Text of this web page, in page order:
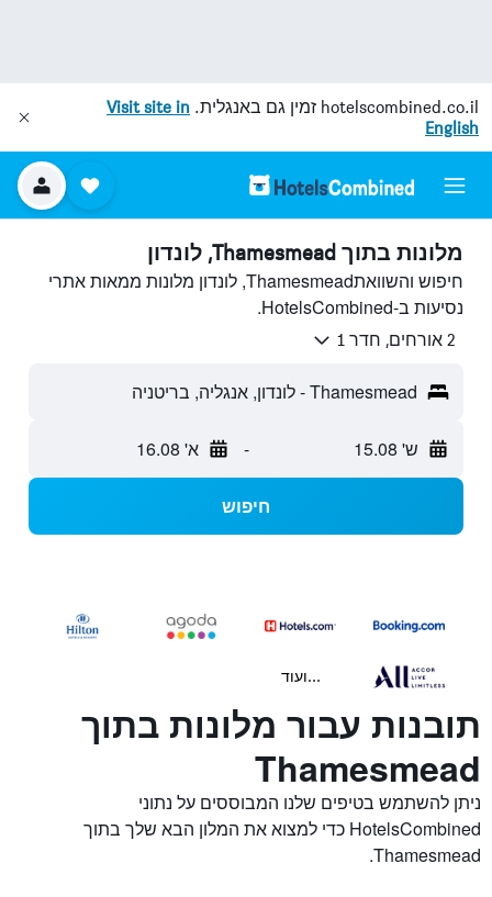
hotelscombined.co.il זמין גם באנגלית. Visit site in
English
מלונות בתוך Thamesmead, לונדון
חיפוש והשוואתThamesmead, לונדון מלונות ממאות אתרי
נסיעות ב-HotelsCombined.
2 אורחים, חדר 1
Thamesmead - לונדון, אנגליה, בריטניה
ש' 15.08 - א' 16.08
חיפוש
...ועוד
תובנות עבור מלונות בתוך
Thamesmead
ניתן להשתמש בטיפים שלנו המבוססים על נתוני
HotelsCombined כדי למצוא את המלון הבא שלך בתוך
Thamesmead.